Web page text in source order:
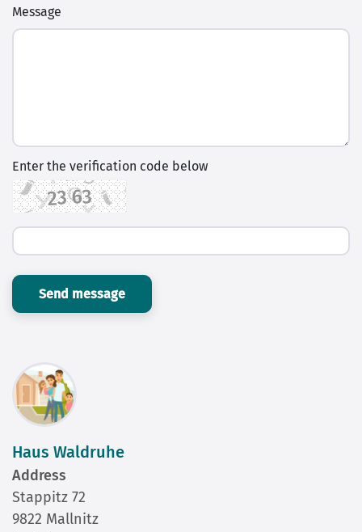
Haus Waldruhe
Address
Stappitz 72
9822 Mallnitz
Austria